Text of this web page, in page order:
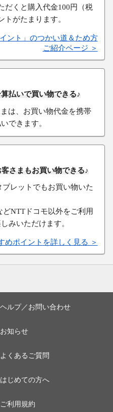
だくと購入代金100円（税
がたまります。
イント」のつかい道＆ため方
ご紹介ページ ＞
払いで買い物できる♪
は、お買い物代金を携帯
できます。
さまもお買い物できる♪
レットでもお買い物いた
どNTTドコモ以外をご利用
みいただけます。
めポイントを詳しく見る ＞
ヘルプ／お問い合わせ
お知らせ
よくあるご質問
はじめての方へ
ご利用規約